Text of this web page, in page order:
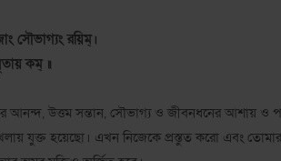
সৌভাগ্যং রয়িম্।
কম্ ॥
আনন্দ, উত্তম সন্তান, সৌভাগ্য ও জীবনধনের আশায় ও
যুক্ত হয়েছো। এখন নিজেকে প্রস্তুত করো এবং তোমার